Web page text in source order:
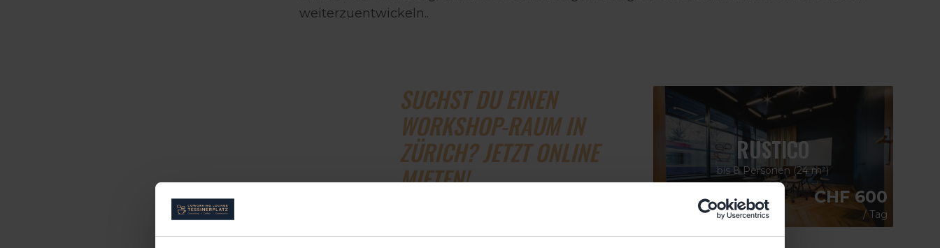
weiterzuentwickeln..
SUCHST DU EINEN
WORKSHOP-RAUM IN
ZÜRICH? JETZT ONLINE
MIETEN!
RUSTICO
bis 8 Personen (24 m²)
CHF 600
/ Tag